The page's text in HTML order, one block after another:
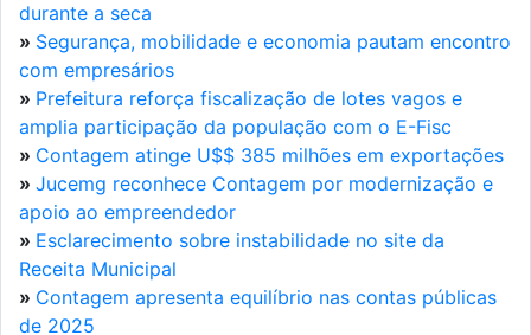
durante a seca
» Segurança, mobilidade e economia pautam encontro
com empresários
» Prefeitura reforça fiscalização de lotes vagos e
amplia participação da população com o E-Fisc
» Contagem atinge U$$ 385 milhões em exportações
» Jucemg reconhece Contagem por modernização e
apoio ao empreendedor
» Esclarecimento sobre instabilidade no site da
Receita Municipal
» Contagem apresenta equilíbrio nas contas públicas
de 2025